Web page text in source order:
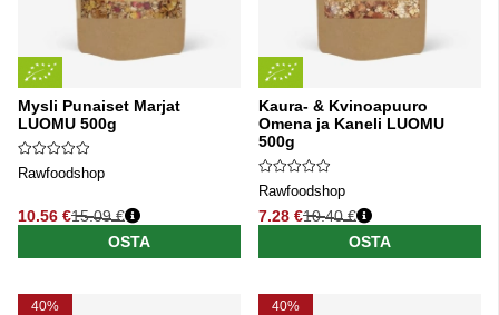
Mysli Punaiset Marjat
LUOMU 500g
Rawfoodshop
10.56 €
Normaali hinta
15.09 €
OSTA
Kaura- & Kvinoapuuro
Omena ja Kaneli LUOMU
500g
Rawfoodshop
7.28 €
Normaali hinta
10.40 €
OSTA
40% 40%